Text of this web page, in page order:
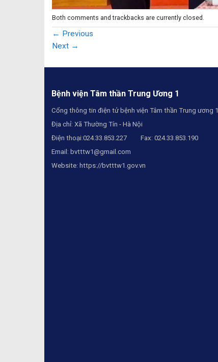
Both comments and trackbacks are currently closed.
← Previous
Next →
Bệnh viện Tâm thần Trung Ương 1
Cổng thông tin điện tử bệnh viện Tâm thần Trung ương 1
Địa chỉ: Xã Thường Tín - Hà Nội
Điện thoại:024.33.853.227 Fax: 024.33.853.190
Email: bvtttw1@gmail.com
Website: https://bvtttw1.gov.vn